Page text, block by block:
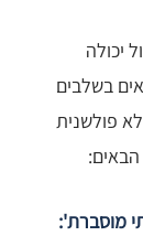
יכולה
בשלבים
פולשנית
מוסברת':